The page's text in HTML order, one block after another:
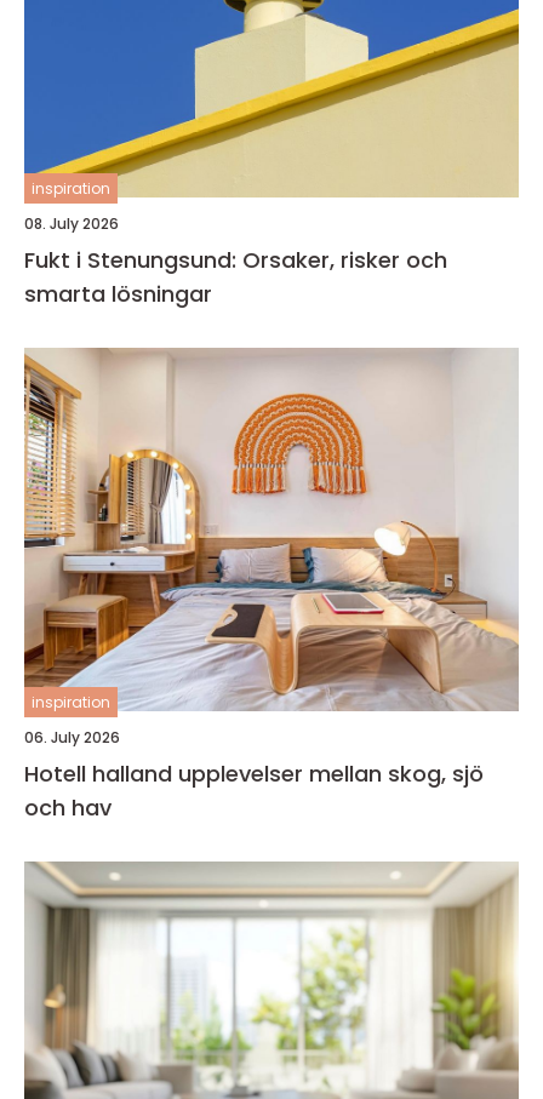
inspiration
08. July 2026
Fukt i Stenungsund: Orsaker, risker och
smarta lösningar
inspiration
06. July 2026
Hotell halland upplevelser mellan skog, sjö
och hav